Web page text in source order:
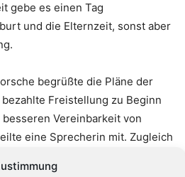
gebe es einen Tag
und die Elternzeit, sonst aber
begrüßte die Pläne der
Freistellung zu Beginn
Vereinbarkeit von
eine Sprecherin mit. Zugleich
für den Anspruch auf